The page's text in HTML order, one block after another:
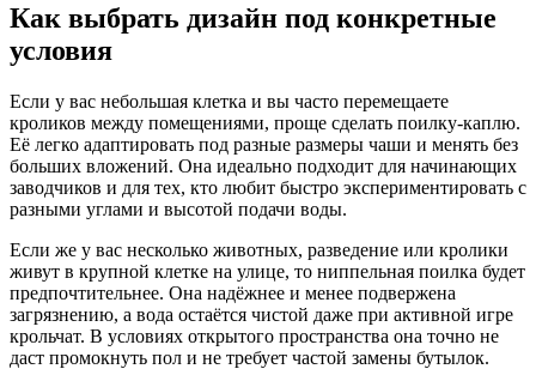
Как выбрать дизайн под конкретные
условия
Если у вас небольшая клетка и вы часто перемещаете
кроликов между помещениями, проще сделать поилку-каплю.
Её легко адаптировать под разные размеры чаши и менять без
больших вложений. Она идеально подходит для начинающих
заводчиков и для тех, кто любит быстро экспериментировать с
разными углами и высотой подачи воды.
Если же у вас несколько животных, разведение или кролики
живут в крупной клетке на улице, то ниппельная поилка будет
предпочтительнее. Она надёжнее и менее подвержена
загрязнению, а вода остаётся чистой даже при активной игре
крольчат. В условиях открытого пространства она точно не
даст промокнуть пол и не требует частой замены бутылок.